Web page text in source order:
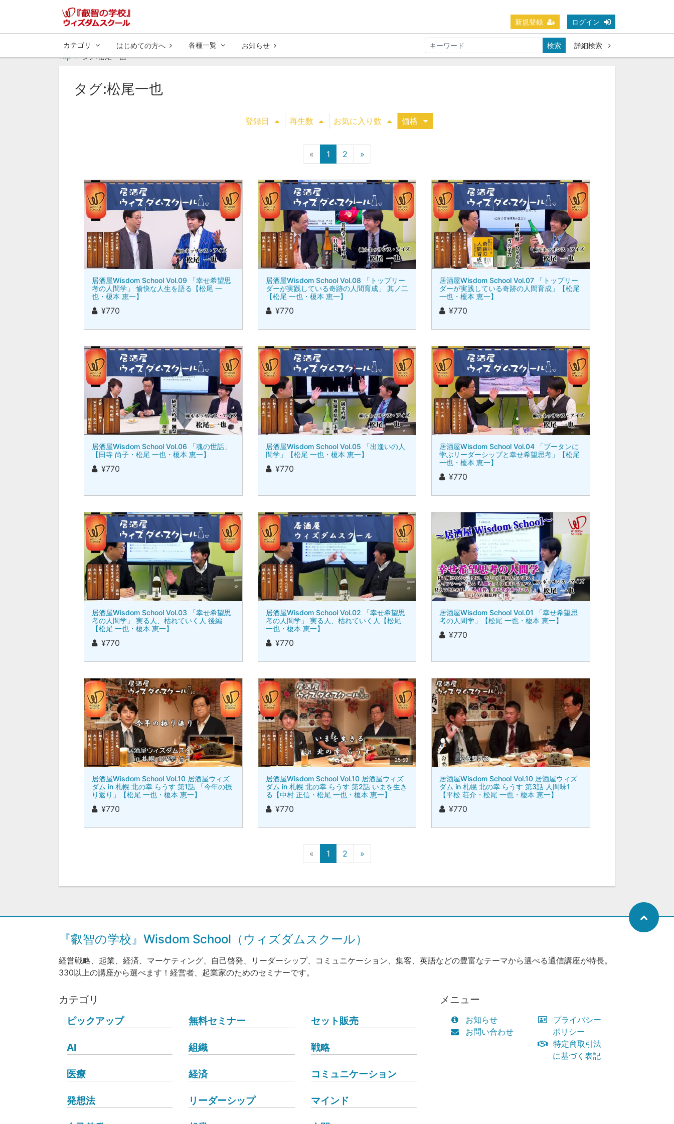
新規登録 ログイン
カテゴリ はじめての方へ 各種一覧 お知らせ 検索
詳細検索
Top
タグ:松尾一也
タグ:松尾一也
登録日 再生数 お気に入り数 価格
« 1 2 »
居酒屋Wisdom School Vol.09 「幸せ希望思
考の人間学」 愉快な人生を語る【松尾 一
也・榎本 恵一】
¥770
居酒屋Wisdom School Vol.08 「トップリー
ダーが実践している奇跡の人間育成」 其ノ二
【松尾 一也・榎本 恵一】
¥770
居酒屋Wisdom School Vol.07 「トップリー
ダーが実践している奇跡の人間育成」【松尾
一也・榎本 恵一】
¥770
居酒屋Wisdom School Vol.06 「魂の世話」
【田寺 尚子・松尾 一也・榎本 恵一】
¥770
居酒屋Wisdom School Vol.05 「出逢いの人
間学」【松尾 一也・榎本 恵一】
¥770
居酒屋Wisdom School Vol.04 「ブータンに
学ぶリーダーシップと幸せ希望思考」【松尾
一也・榎本 恵一】
¥770
居酒屋Wisdom School Vol.03 「幸せ希望思
考の人間学」 実る人、枯れていく人 後編
【松尾 一也・榎本 恵一】
¥770
居酒屋Wisdom School Vol.02 「幸せ希望思
考の人間学」 実る人、枯れていく人【松尾
一也・榎本 恵一】
¥770
居酒屋Wisdom School Vol.01 「幸せ希望思
考の人間学」【松尾 一也・榎本 恵一】
¥770
居酒屋Wisdom School Vol.10 居酒屋ウィズ
ダム in 札幌 北の幸 らうす 第1話 「今年の振
り返り」【松尾 一也・榎本 恵一】
¥770
25:59
居酒屋Wisdom School Vol.10 居酒屋ウィズ
ダム in 札幌 北の幸 らうす 第2話 いまを生き
る【中村 正信・松尾 一也・榎本 恵一】
¥770
居酒屋Wisdom School Vol.10 居酒屋ウィズ
ダム in 札幌 北の幸 らうす 第3話 人間味1
【平松 荘介・松尾 一也・榎本 恵一】
¥770
« 1 2 »
『叡智の学校』Wisdom School（ウィズダムスクール）
経営戦略、起業、経済、マーケティング、自己啓発、リーダーシップ、コミュニケーション、集客、英語などの豊富なテーマから選べる通信講座が特長。
330以上の講座から選べます！経営者、起業家のためのセミナーです。
カテゴリ
ピックアップ
無料セミナー セット販売
AI 組織 戦略
医療 経済 コミュニケーション
発想法 リーダーシップ マインド
メニュー
お知らせ
お問い合わせ
プライバシー
ポリシー
特定商取引法
に基づく表記